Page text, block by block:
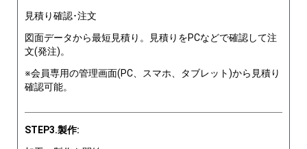
見積り確認･注文
図面データから最短見積り。見積りをPCなどで確認して注
文(発注)。
※会員専用の管理画面(PC、スマホ、タブレット)から見積り
確認可能。
STEP3.製作: